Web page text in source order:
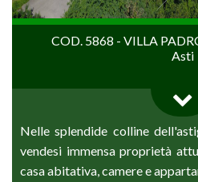
COD. 5868 - VILLA
Asti
Nelle splendide colline
vendesi immensa proprietà
casa abitativa, camere e